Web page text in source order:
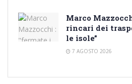
Marco
rincari dei
le isole”
7 AGOSTO 2026